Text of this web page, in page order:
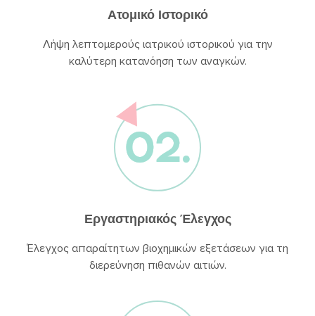
Ατομικό Ιστορικό
Λήψη λεπτομερούς ιατρικού ιστορικού για την
καλύτερη κατανόηση των αναγκών.
Εργαστηριακός Έλεγχος
Έλεγχος απαραίτητων βιοχημικών εξετάσεων για τη
διερεύνηση πιθανών αιτιών.